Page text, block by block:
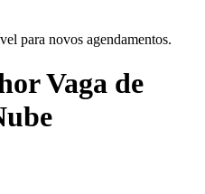
para novos agendamentos.
Vaga de